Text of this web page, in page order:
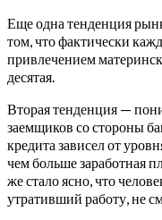
Еще одна тенденция
том, что фактически
привлечением
десятая.
Вторая тенденция —
заемщиков со стороны
кредита зависел от
чем больше заработная
же стало ясно, что
утративший работу, не